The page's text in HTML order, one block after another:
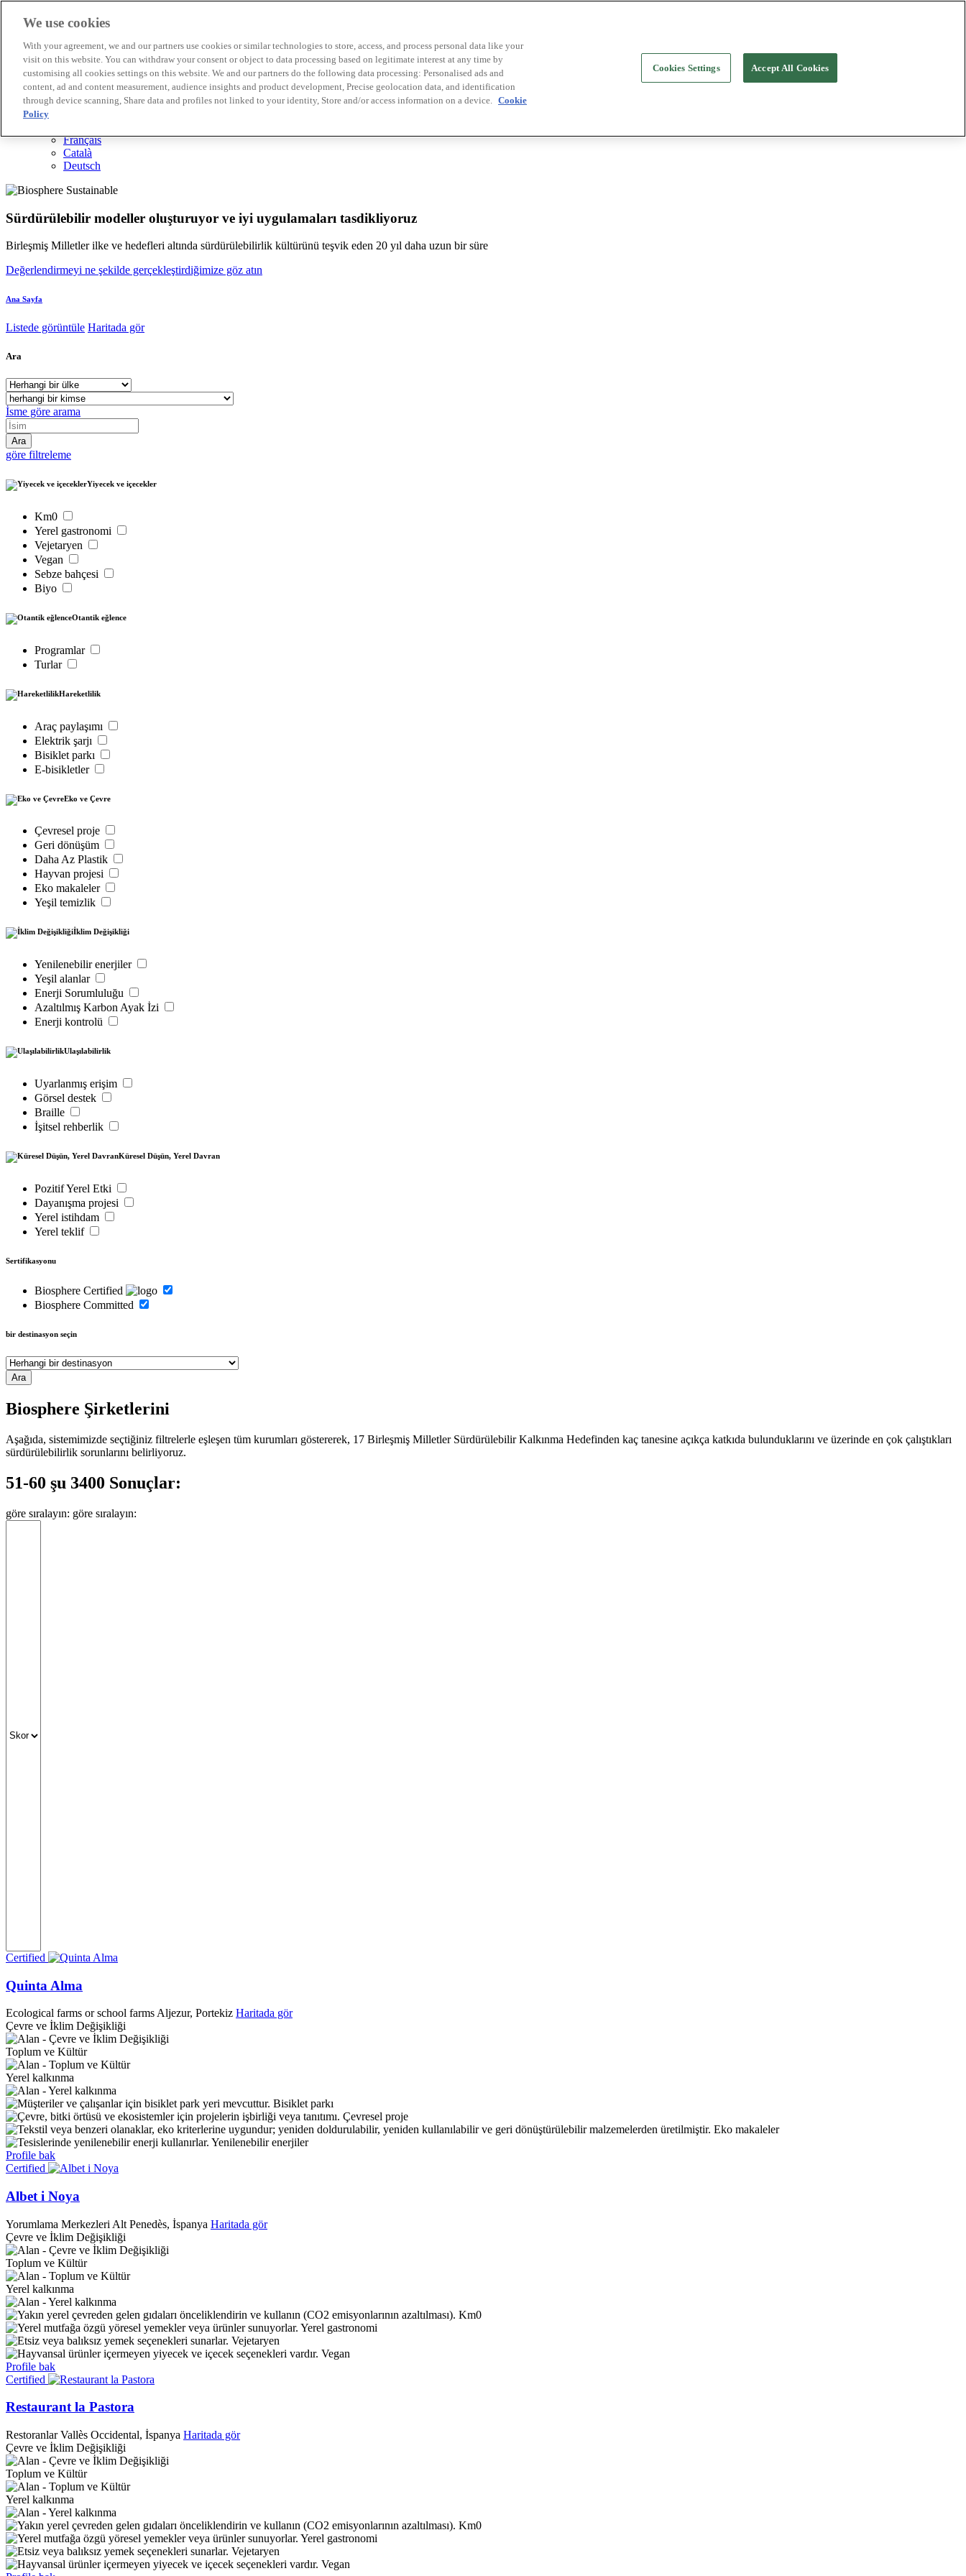
Biosphere Şirketlerini
Değerlendirmeyi nasıl yapıyoruz
Biz kimiz
TR
English
Français
Català
Deutsch
Sürdürülebilir modeller oluşturuyor ve iyi uygulamaları tasdikliyoruz
Birleşmiş Milletler ilke ve hedefleri altında sürdürülebilirlik kültürünü teşvik eden 20 yıl daha uzun bir süre
Değerlendirmeyi ne şekilde gerçekleştirdiğimize göz atın
Ana Sayfa
Listede görüntüle Haritada gör
Ara
İsme göre arama
göre filtreleme
Yiyecek ve içecekler
Km0
Yerel gastronomi
Vejetaryen
Vegan
Sebze bahçesi
Biyo
Otantik eğlence
Programlar
Turlar
Hareketlilik
Araç paylaşımı
Elektrik şarjı
Bisiklet parkı
E-bisikletler
Eko ve Çevre
Çevresel proje
Geri dönüşüm
Daha Az Plastik
Hayvan projesi
Eko makaleler
Yeşil temizlik
İklim Değişikliği
Yenilenebilir enerjiler
Yeşil alanlar
Enerji Sorumluluğu
Azaltılmış Karbon Ayak İzi
Enerji kontrolü
Ulaşılabilirlik
Uyarlanmış erişim
Görsel destek
Braille
İşitsel rehberlik
Küresel Düşün, Yerel Davran
Pozitif Yerel Etki
Dayanışma projesi
Yerel istihdam
Yerel teklif
Sertifikasyonu
Biosphere Certified
Biosphere Committed
bir destinasyon seçin
Biosphere Şirketlerini
Aşağıda, sistemimizde seçtiğiniz filtrelerle eşleşen tüm kurumları göstererek, 17 Birleşmiş Milletler Sürdürülebilir Kalkınma Hedefinden kaç tanesine açıkça katkıda bulunduklarını ve üzerinde en çok çalıştıkları
sürdürülebilirlik sorunlarını belirliyoruz.
51-60 şu 3400 Sonuçlar:
göre sıralayın: göre sıralayın:
Certified
Quinta Alma
Ecological farms or school farms Aljezur, Portekiz Haritada gör
Çevre ve İklim Değişikliği
Toplum ve Kültür
Yerel kalkınma
Bisiklet parkı
Çevresel proje
Eko makaleler
Yenilenebilir enerjiler
Profile bak
Certified
Albet i Noya
Yorumlama Merkezleri Alt Penedès, İspanya Haritada gör
Çevre ve İklim Değişikliği
Toplum ve Kültür
Yerel kalkınma
Km0
Yerel gastronomi
Vejetaryen
Vegan
Profile bak
Certified
Restaurant la Pastora
Restoranlar Vallès Occidental, İspanya Haritada gör
Çevre ve İklim Değişikliği
Toplum ve Kültür
Yerel kalkınma
Km0
Yerel gastronomi
Vejetaryen
Vegan
We use cookies
With your agreement, we and our partners use cookies or similar technologies to store, access, and process personal data like your
visit on this website. You can withdraw your consent or object to data processing based on legitimate interest at any time by
customising all cookies settings on this website. We and our partners do the following data processing: Personalised ads and
content, ad and content measurement, audience insights and product development, Precise geolocation data, and identification
through device scanning, Share data and profiles not linked to your identity, Store and/or access information on a device. Cookie
Policy
Cookies Settings Accept All Cookies